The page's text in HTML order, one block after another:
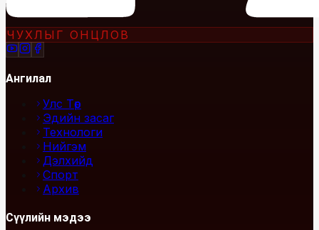
ЧУХЛЫГ ОНЦЛОВ
Ангилал
Улс Төр
Эдийн засаг
Технологи
Нийгэм
Дэлхийд
Спорт
Архив
Сүүлийн мэдээ